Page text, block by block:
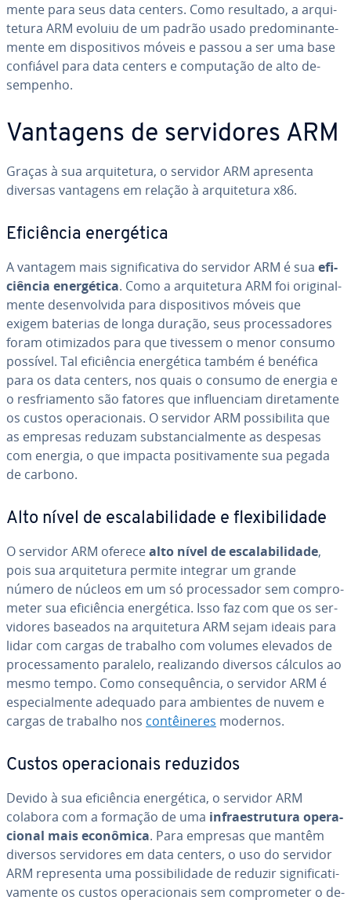
mente para seus data centers. Como resultado, a ar­qui­
te­tura ARM evoluiu de um padrão usado pre­do­mi­nan­te­
mente em dis­po­si­ti­vos móveis e passou a ser uma base
confiável para data centers e com­pu­ta­ção de alto de­
sem­pe­nho.
Vantagens de ser­vi­do­res ARM
Graças à sua ar­qui­te­tura, o servidor ARM apresenta
diversas vantagens em relação à ar­qui­te­tura x86.
Efi­ci­ên­cia ener­gé­tica
A vantagem mais sig­ni­fi­ca­tiva do servidor ARM é sua efi­
ci­ên­cia ener­gé­tica. Como a ar­qui­te­tura ARM foi ori­gi­nal­
mente de­sen­vol­vida para dis­po­si­ti­vos móveis que
exigem baterias de longa duração, seus pro­ces­sa­do­res
foram oti­mi­za­dos para que tivessem o menor consumo
possível. Tal efi­ci­ên­cia ener­gé­tica também é benéfica
para os data centers, nos quais o consumo de energia e
o res­fri­a­mento são fatores que in­flu­en­ciam di­re­ta­mente
os custos ope­ra­ci­o­nais. O servidor ARM pos­si­bi­lita que
as empresas reduzam subs­tan­ci­al­mente as despesas
com energia, o que impacta po­si­ti­va­mente sua pegada
de carbono.
Alto nível de es­ca­la­bi­li­dade e fle­xi­bi­li­dade
O servidor ARM oferecealto nível de es­ca­la­bi­li­dade,
pois sua ar­qui­te­tura permite integrar um grande
número de núcleos em um só pro­ces­sa­dor sem com­pro­
me­ter sua efi­ci­ên­cia ener­gé­tica. Isso faz com que os ser­
vi­do­res baseados na ar­qui­te­tura ARM sejam ideais para
lidar com cargas de trabalho com volumes elevados de
pro­ces­sa­mento paralelo, re­a­li­zando diversos cálculos ao
mesmo tempo. Como con­sequên­cia, o servidor ARM é
es­pe­ci­al­mente adequado para ambientes de nuvem e
cargas de trabalho nos con­têi­ne­res modernos.
Custos ope­ra­ci­o­nais reduzidos
Devido à sua efi­ci­ên­cia ener­gé­tica, o servidor ARM
colabora com a formação de uma in­fra­es­tru­tura ope­ra­
ci­o­nal mais econômica. Para empresas que mantêm
diversos ser­vi­do­res em data centers, o uso do servidor
ARM re­pre­senta uma pos­si­bi­li­dade de reduzir sig­ni­fi­ca­ti­
va­mente os custos ope­ra­ci­o­nais sem com­pro­me­ter o de­